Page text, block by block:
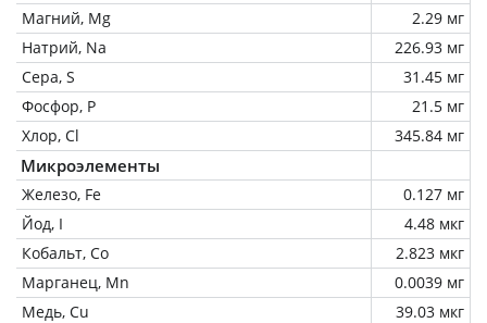
Магний, Mg
2.29 мг
Натрий, Na
226.93 мг
Сера, S
31.45 мг
Фосфор, P
21.5 мг
Хлор, Cl
345.84 мг
Микроэлементы
Железо, Fe
0.127 мг
Йод, I
4.48 мкг
Кобальт, Co
2.823 мкг
Марганец, Mn
0.0039 мг
Медь, Cu
39.03 мкг